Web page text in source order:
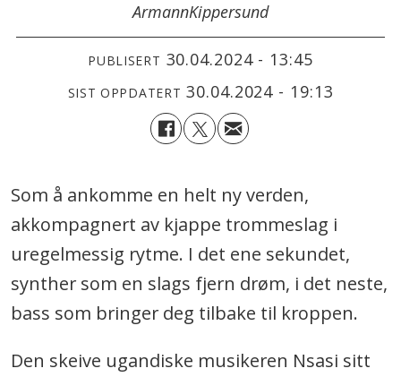
ArmannKippersund
PUBLISERT 30.04.2024 - 13:45
SIST OPPDATERT 30.04.2024 - 19:13
Som å ankomme en helt ny verden,
akkompagnert av kjappe trommeslag i
uregelmessig rytme. I det ene sekundet,
synther som en slags fjern drøm, i det neste,
bass som bringer deg tilbake til kroppen.
Den skeive ugandiske musikeren Nsasi sitt